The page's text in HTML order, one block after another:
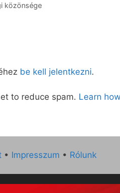
közönsége
be kell jelentkezni.
to reduce spam. Learn
• Impresszum • Rólunk